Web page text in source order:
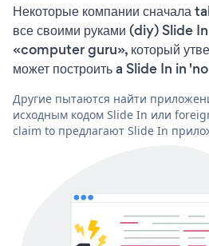
Некоторые компании сначала
все своими руками (diy) Slide
«computer guru», который
может построить a Slide In in
Другие пытаются найти
исходным кодом Slide In или
claim to предлагают Slide In